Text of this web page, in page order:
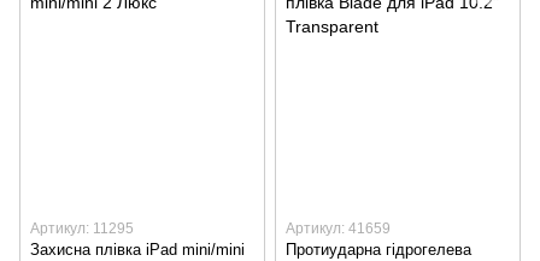
Артикул: 11295
Захисна плівка iPad mini/mini
Артикул: 41659
Протиударна гідрогелева